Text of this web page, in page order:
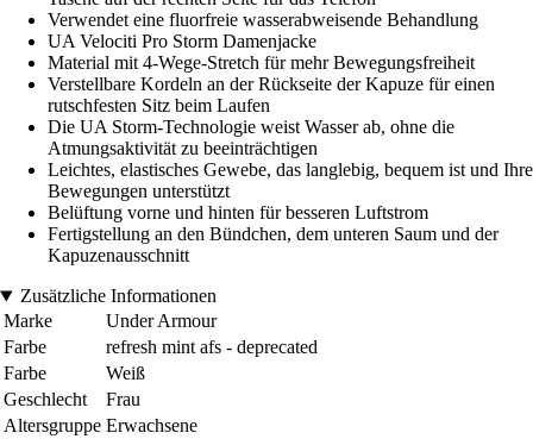
Verwendet eine fluorfreie wasserabweisende Behandlung
UA Velociti Pro Storm Damenjacke
Material mit 4-Wege-Stretch für mehr Bewegungsfreiheit
Verstellbare Kordeln an der Rückseite der Kapuze für einen
rutschfesten Sitz beim Laufen
Die UA Storm-Technologie weist Wasser ab, ohne die
Atmungsaktivität zu beeinträchtigen
Leichtes, elastisches Gewebe, das langlebig, bequem ist und Ihre
Bewegungen unterstützt
Belüftung vorne und hinten für besseren Luftstrom
Fertigstellung an den Bündchen, dem unteren Saum und der
Kapuzenausschnitt
Zusätzliche Informationen
Marke
Under Armour
Farbe
refresh mint afs - deprecated
Farbe
Weiß
Geschlecht
Frau
Altersgruppe Erwachsene